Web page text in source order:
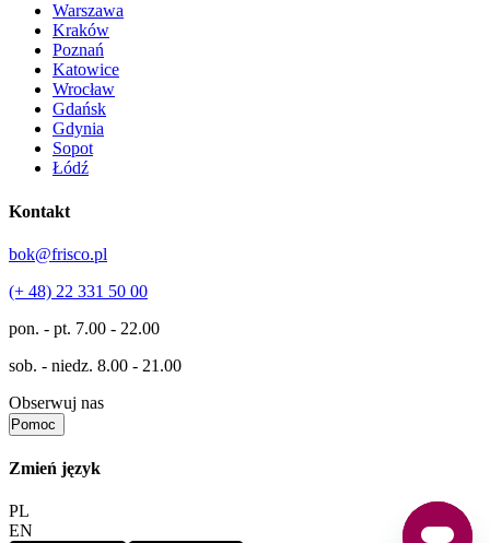
Warszawa
Kraków
Poznań
Katowice
Wrocław
Gdańsk
Gdynia
Sopot
Łódź
Kontakt
bok@frisco.pl
(+ 48) 22 331 50 00
pon. - pt. 7.00 - 22.00
sob. - niedz. 8.00 - 21.00
Obserwuj nas
Pomoc
Zmień język
PL
EN